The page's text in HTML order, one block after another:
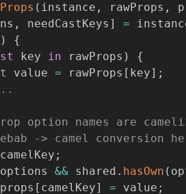
( instance , rawProps ,
, needCastKeys ] =
)
{
key in rawProps )
{
value = rawProps [ key] ;
option names are
-> camel conversion
;
options && shared . hasOwn (
[ camelKey] = value ;